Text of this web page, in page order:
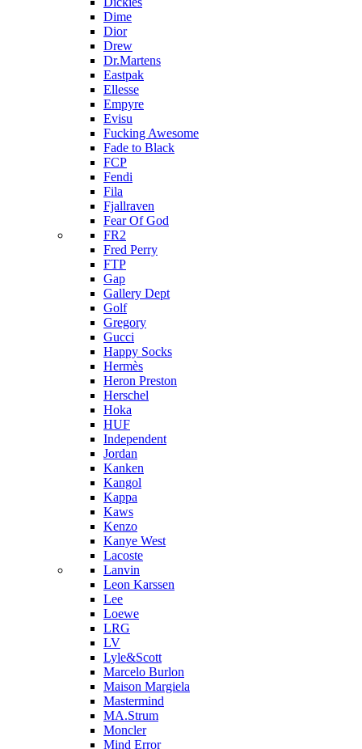
Dime
Dior
Drew
Dr.Martens
Eastpak
Ellesse
Empyre
Evisu
Fucking Awesome
Fade to Black
FCP
Fendi
Fila
Fjallraven
Fear Of God
FR2
Fred Perry
FTP
Gap
Gallery Dept
Golf
Gregory
Gucci
Happy Socks
Hermès
Heron Preston
Hersсhel
Hoka
HUF
Independent
Jordan
Kanken
Kangol
Kappa
Kaws
Kenzo
Kanye West
Lacoste
Lanvin
Leon Karssen
Lee
Loewe
LRG
LV
Lyle&Scott
Marcelo Burlon
Maison Margiela
Mastermind
MA.Strum
Moncler
Mind Error